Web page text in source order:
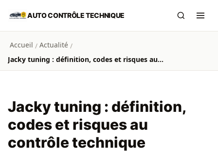
Aller au contenu principal
AUTO CONTRÔLE TECHNIQUE
Accueil / Actualité /
Jacky tuning : définition, codes et risques au contrôle technique
Jacky tuning : définition,
codes et risques au
contrôle technique